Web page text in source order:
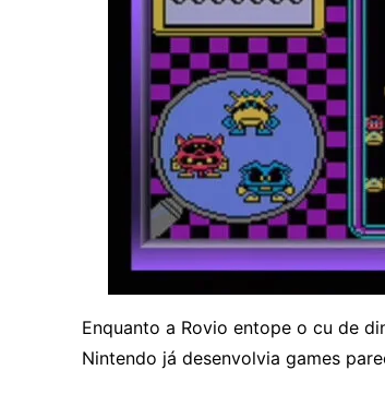
Enquanto a Rovio entope o cu de
Nintendo já desenvolvia games